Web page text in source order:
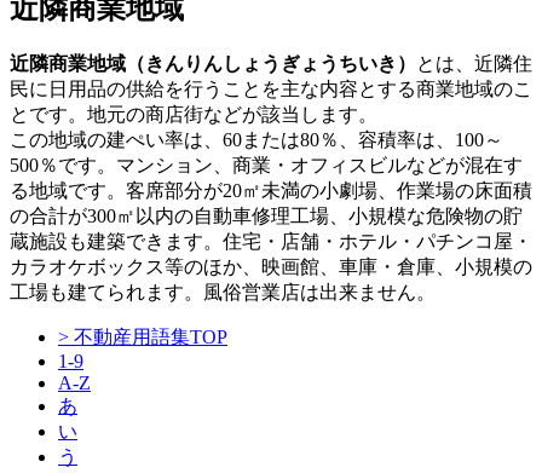
近隣商業地域
近隣商業地域（きんりんしょうぎょうちいき）
とは、近隣住
民に日用品の供給を行うことを主な内容とする商業地域のこ
とです。地元の商店街などが該当します。
この地域の建ぺい率は、60または80％、容積率は、100～
500％です。マンション、商業・オフィスビルなどが混在す
る地域です。客席部分が20㎡未満の小劇場、作業場の床面積
の合計が300㎡以内の自動車修理工場、小規模な危険物の貯
蔵施設も建築できます。住宅・店舗・ホテル・パチンコ屋・
カラオケボックス等のほか、映画館、車庫・倉庫、小規模の
工場も建てられます。風俗営業店は出来ません。
> 不動産用語集TOP
1-9
A-Z
あ
い
う